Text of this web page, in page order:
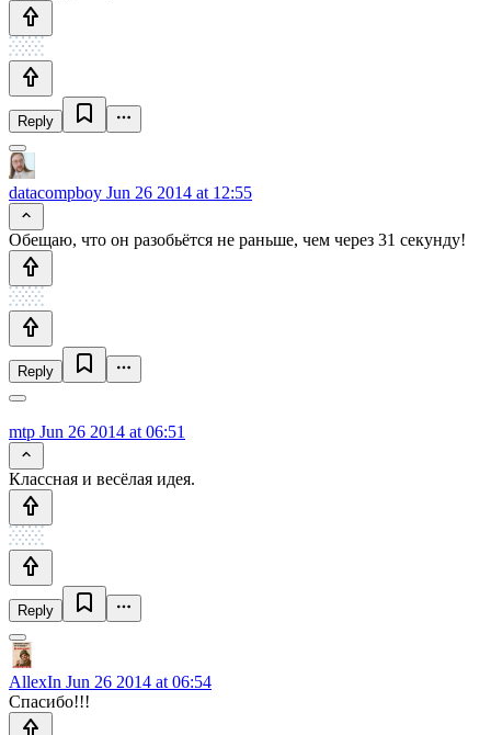
Reply
datacompboy Jun 26 2014 at 12:55
Обещаю, что он разобьётся не раньше, чем через 31 секунду!
Reply
mtp Jun 26 2014 at 06:51
Классная и весёлая идея.
Reply
AllexIn Jun 26 2014 at 06:54
Спасибо!!!